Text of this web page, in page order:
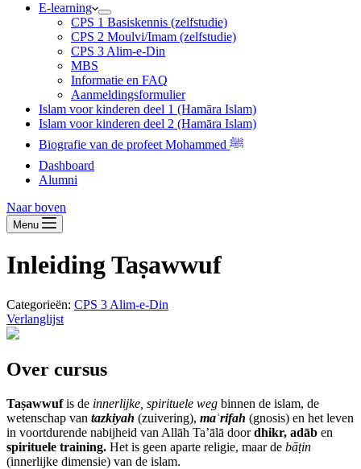
E-learning
CPS 1 Basiskennis (zelfstudie)
CPS 2 Moulvi/Imam (zelfstudie)
CPS 3 Alim-e-Din
MBS
Informatie en FAQ
Aanmeldingsformulier
Islam voor kinderen deel 1 (Hamāra Islam)
Islam voor kinderen deel 2 (Hamāra Islam)
Biografie van de profeet Mohammed ﷺ
Dashboard
Alumni
Naar boven
Menu
Inleiding Taṣawwuf
Categorieën: CPS 3 Alim-e-Din
Verlanglijst
Over cursus
Taṣawwufis de innerlijke, spirituele weg binnen de islam, de
wetenschap van tazkiyah (zuivering), maʿrifah (gnosis) en het leven
in voortdurende nabijheid van Allāh Ta’ālā doordhikr, adāb en
spirituele training. Het is geen aparte religie, maar de bāṭin
(innerlijke dimensie) van de islam.